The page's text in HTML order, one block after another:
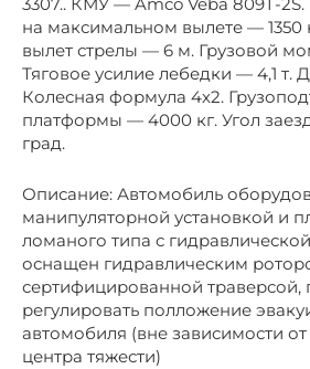
на максимальном вылете — 1350
вылет стрелы — 6 м. Грузовой
Тяговое усилие лебедки — 4,1 т.
Колесная формула 4х2.
платформы — 4000 кг. Угол
град.
Описание: Автомобиль
манипуляторной установкой и
ломаного типа с
оснащен гидравлическим
сертифицированной
регулировать полложение
автомобиля (вне зависимости
центра тяжести)